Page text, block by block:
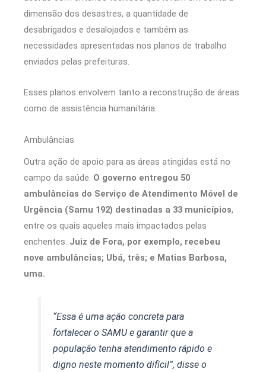
dimensão dos desastres, a quantidade de
desabrigados e desalojados e também as
necessidades apresentadas nos planos de trabalho
enviados pelas prefeituras.
Esses planos envolvem tanto a reconstrução de áreas
como de assistência humanitária.
Ambulâncias
Outra ação de apoio para as áreas atingidas está no
campo da saúde. O governo entregou 50
ambulâncias do Serviço de Atendimento Móvel de
Urgência (Samu 192) destinadas a 33 municípios,
entre os quais aqueles mais impactados pelas
enchentes. Juiz de Fora, por exemplo, recebeu
nove ambulâncias; Ubá, três; e Matias Barbosa,
uma.
“Essa é uma ação concreta para
fortalecer o SAMU e garantir que a
população tenha atendimento rápido e
digno neste momento difícil”, disse o